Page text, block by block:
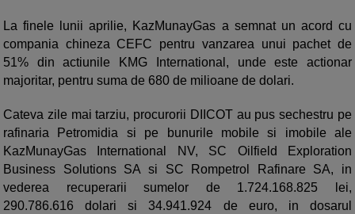
La finele lunii aprilie, KazMunayGas a semnat un acord cu
compania chineza CEFC pentru vanzarea unui pachet de
51% din actiunile KMG International, unde este actionar
majoritar, pentru suma de 680 de milioane de dolari.
Cateva zile mai tarziu, procurorii DIICOT au pus sechestru pe
rafinaria Petromidia si pe bunurile mobile si imobile ale
KazMunayGas International NV, SC Oilfield Exploration
Business Solutions SA si SC Rompetrol Rafinare SA, in
vederea recuperarii sumelor de 1.724.168.825 lei,
290.786.616 dolari si 34.941.924 de euro, in dosarul